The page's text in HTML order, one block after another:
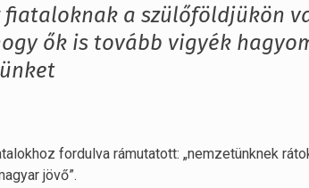
a szülőföldjükön
ők is tovább vigyék
fordulva rámutatott: „nemzetünknek
jövő”.